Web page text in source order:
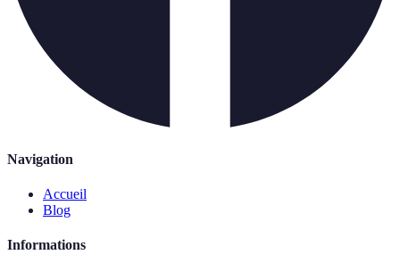
Navigation
Accueil
Blog
Informations